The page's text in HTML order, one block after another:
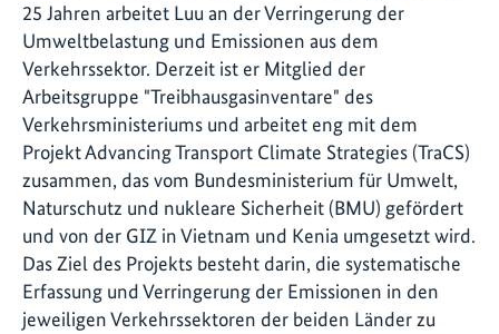
25 Jahren arbeitet Luu an der Verringerung der
Umweltbelastung und Emissionen aus dem
Verkehrssektor. Derzeit ist er Mitglied der
Arbeitsgruppe "Treibhausgasinventare" des
Verkehrsministeriums und arbeitet eng mit dem
Projekt Advancing Transport Climate Strategies (TraCS)
zusammen, das vom Bundesministerium für Umwelt,
Naturschutz und nukleare Sicherheit (BMU) gefördert
und von der GIZ in Vietnam und Kenia umgesetzt wird.
Das Ziel des Projekts besteht darin, die systematische
Erfassung und Verringerung der Emissionen in den
jeweiligen Verkehrssektoren der beiden Länder zu